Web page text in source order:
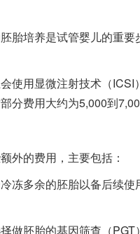
胎培养是试管婴儿的重
使用显微注射技术（
分费用大约为5,000到
外的费用，主要包括：
冻多余的胚胎以备后续
做胚胎的基因筛查（